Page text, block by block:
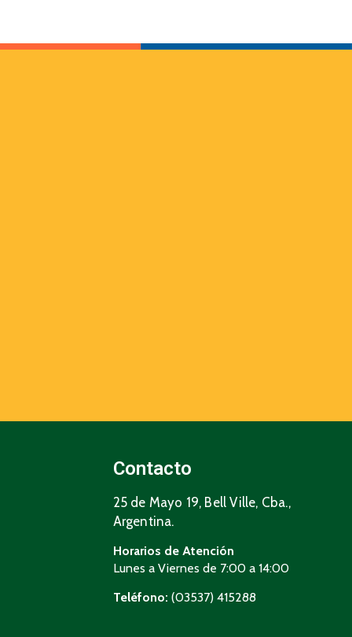
Contacto
25 de Mayo 19, Bell Ville, Cba.,
Argentina.
Horarios de Atención
Lunes a Viernes de 7:00 a 14:00
Teléfono: (03537) 415288